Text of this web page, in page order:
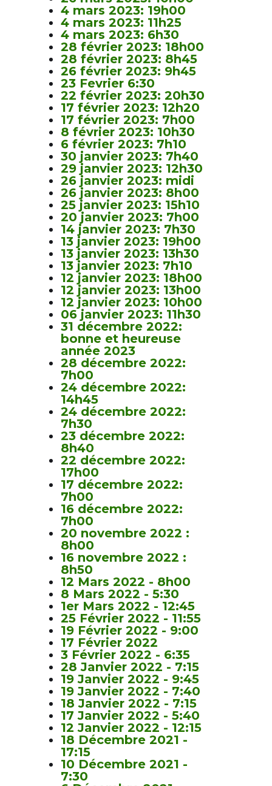
4 mars 2023: 19h00
4 mars 2023: 11h25
4 mars 2023: 6h30
28 février 2023: 18h00
28 février 2023: 8h45
26 février 2023: 9h45
23 Fevrier 6:30
22 février 2023: 20h30
17 février 2023: 12h20
17 février 2023: 7h00
8 février 2023: 10h30
6 février 2023: 7h10
30 janvier 2023: 7h40
29 janvier 2023: 12h30
26 janvier 2023: midi
26 janvier 2023: 8h00
25 janvier 2023: 15h10
20 janvier 2023: 7h00
14 janvier 2023: 7h30
13 janvier 2023: 19h00
13 janvier 2023: 13h30
13 janvier 2023: 7h10
12 janvier 2023: 18h00
12 janvier 2023: 13h00
12 janvier 2023: 10h00
06 janvier 2023: 11h30
31 décembre 2022:
bonne et heureuse
année 2023
28 décembre 2022:
7h00
24 décembre 2022:
14h45
24 décembre 2022:
7h30
23 décembre 2022:
8h40
22 décembre 2022:
17h00
17 décembre 2022:
7h00
16 décembre 2022:
7h00
20 novembre 2022 :
8h00
16 novembre 2022 :
8h50
12 Mars 2022 - 8h00
8 Mars 2022 - 5:30
1er Mars 2022 - 12:45
25 Février 2022 - 11:55
19 Février 2022 - 9:00
17 Février 2022
3 Février 2022 - 6:35
28 Janvier 2022 - 7:15
19 Janvier 2022 - 9:45
19 Janvier 2022 - 7:40
18 Janvier 2022 - 7:15
17 Janvier 2022 - 5:40
12 Janvier 2022 - 12:15
18 Décembre 2021 -
17:15
10 Décembre 2021 -
7:30